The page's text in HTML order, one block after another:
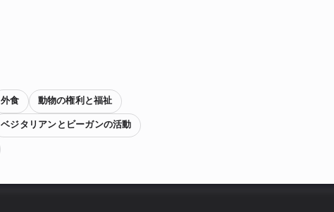
外食 動物の権利と福祉
ベジタリアンとビーガンの活動